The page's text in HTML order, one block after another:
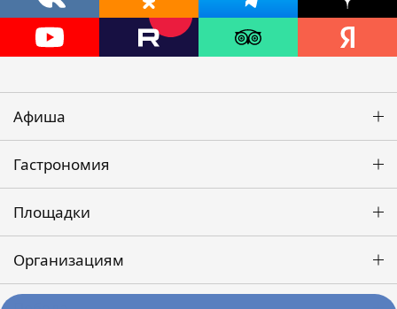
Афиша
Гастрономия
Площадки
Организациям